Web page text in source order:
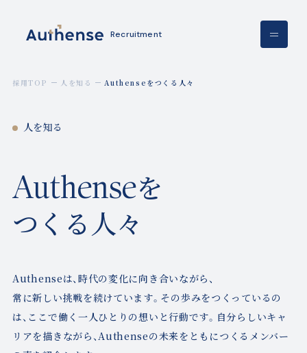
Recruitment
採用TOP 人を知る Authenseをつくる人々
人を知る
Authenseを
つくる人々
Authenseは、時代の変化に向き合いながら、
常に新しい挑戦を続けています。その歩みをつくっているの
は、 ここで働く一人ひとりの想いと行動です。 自分らしいキャ
リアを描きながら、Authenseの未来を ともにつくるメンバー